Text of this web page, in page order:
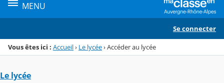
MENU
Se connecter
Vous êtes ici : Accueil› Le lycée›Accéder au lycée
Le lycée